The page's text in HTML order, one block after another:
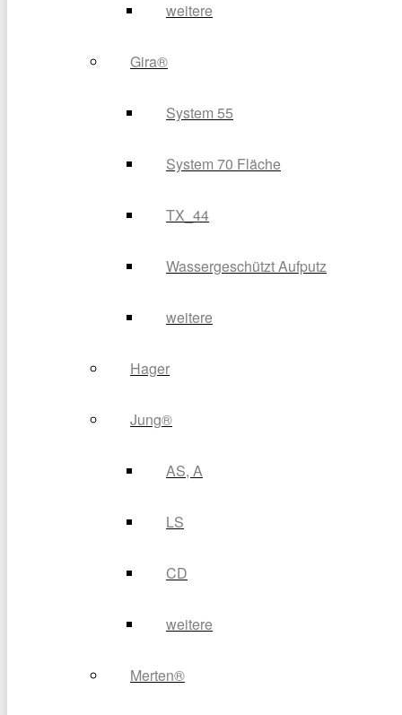
weitere
Gira®
System 55
System 70 Fläche
TX_44
Wassergeschützt Aufputz
weitere
Hager
Jung®
AS, A
LS
CD
weitere
Merten®